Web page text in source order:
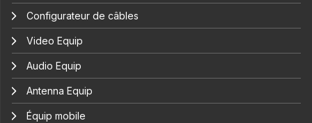
Configurateur de câbles
Video Equip
Audio Equip
Antenna Equip
Équip mobile